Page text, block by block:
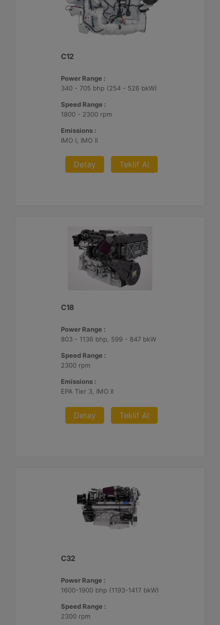
C12
Power Range :
340 - 705 bhp (254 - 526 bkW)
Speed Range :
1800 - 2300 rpm
Emissions :
IMO I, IMO II
Detay Teklif Al
C18
Power Range :
803 - 1136 bhp, 599 - 847 bkW
Speed Range :
2300 rpm
Emissions :
EPA Tier 3, IMO II
Detay Teklif Al
C32
Power Range :
1600-1900 bhp (1193-1417 bkW)
Speed Range :
2300 rpm